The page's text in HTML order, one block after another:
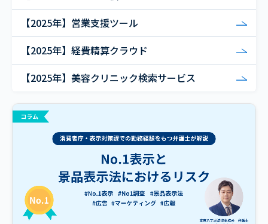
【2025年】営業支援ツール
【2025年】経費精算クラウド
【2025年】美容クリニック検索サービス